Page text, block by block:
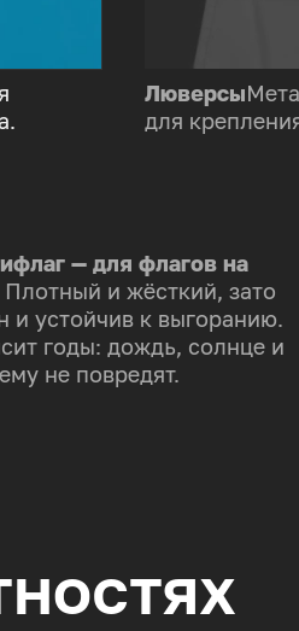
Люверсы
для
— для флагов на
и жёсткий, зато
и устойчив к выгоранию.
годы: дождь, солнце и
не повредят.